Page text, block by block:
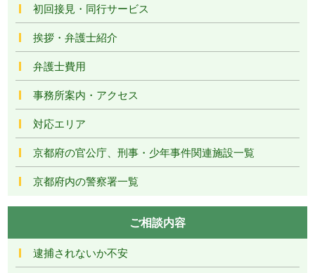
初回接見・同行サービス
挨拶・弁護士紹介
弁護士費用
事務所案内・アクセス
対応エリア
京都府の官公庁、刑事・少年事件関連施設一覧
京都府内の警察署一覧
ご相談内容
逮捕されないか不安